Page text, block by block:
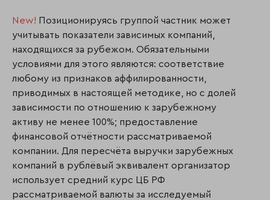
New! Позиционируясь группой частник может
учитывать показатели зависимых компаний,
находящихся за рубежом. Обязательными
условиями для этого являются: соответствие
любому из признаков аффилированности,
приводимых в настоящей методике, но с долей
зависимости по отношению к зарубежному
активу не менее 100%; предоставление
финансовой отчётности рассматриваемой
компании. Для пересчёта выручки зарубежных
компаний в рублёвый эквивалент организатор
использует средний курс ЦБ РФ
рассматриваемой валюты за исследуемый